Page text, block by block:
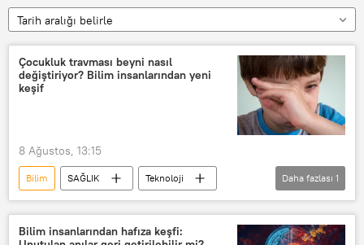
Tarih aralığı belirle
Çocukluk travması beyni nasıl
değiştiriyor? Bilim insanlarından yeni
keşif
8 Ağustos, 13:15
Bilim SAĞLIK
Teknoloji
Araştırma
Daha fazlası 1
Bilim insanlarından hafıza keşfi: